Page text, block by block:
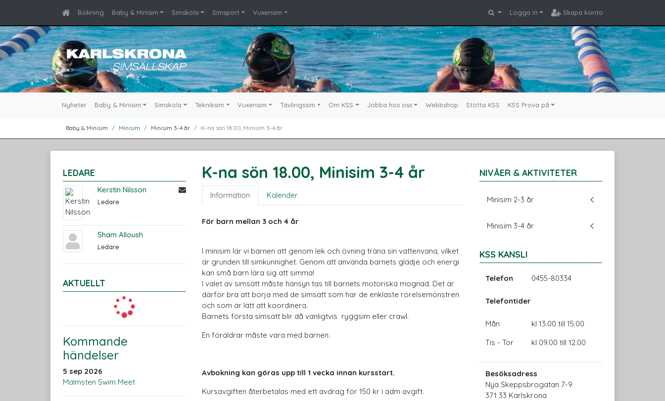
Bokning Baby & Minisim Simskola Simsport Vuxensim Logga in Skapa konto
Nyheter Baby & Minisim Simskola Tekniksim Vuxensim Tävlingssim Om KSS Jobba hos oss Webbshop Stötta KSS KSS Prova på
Baby & Minisim Minisim Minisim 3-4 år K-na sön 18.00, Minisim 3-4 år
LEDARE
Kerstin Nilsson
Ledare
Sham Alloush
Ledare
AKTUELLT
Kommande
händelser
5 sep 2026
Malmsten Swim Meet
K-na sön 18.00, Minisim 3-4 år
Information Kalender
För barn mellan 3 och 4 år
I minisim lär vi barnen att genom lek och övning träna sin vattenvana, vilket
är grunden till simkunnighet. Genom att använda barnets glädje och energi
kan små barn lära sig att simma!
I valet av simsätt måste hänsyn tas till barnets motoriska mognad. Det är
därför bra att börja med de simsätt som har de enklaste rörelsemönstren
och som är lätt att koordinera.
Barnets första simsätt blir då vanligtvis ryggsim eller crawl.
En föräldrar måste vara med barnen.
Avbokning kan göras upp till 1 vecka innan kursstart.
Kursavgiften återbetalas med ett avdrag för 150 kr i adm avgift.
NIVÅER & AKTIVITETER
Minisim 2-3 år
Minisim 3-4 år
KSS KANSLI
Telefon 0455-80334
Telefontider
Mån
Tis - Tor
kl 13.00 till 15.00
kl 09.00 till 12.00
Besöksadress
Nya Skeppsbrogatan 7-9
371 33 Karlskrona